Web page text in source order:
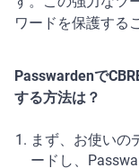
ワードを保護する
Passwardenで
する方法は？
まず、お使いの
ードし、